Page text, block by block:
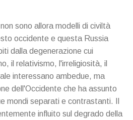
sono allora modelli di civiltà
occidente e questa Russia
dalla degenerazione cui
il relativismo, l'irreligiosità, il
interessano ambedue, ma
dell'Occidente che ha assunto
mondi separati e contrastanti. Il
influito sul degrado della